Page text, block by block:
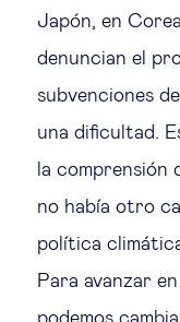
Japón, en
denuncian el
subvenciones
una dificultad.
la comprensión
no había otro
política
Para avanzar